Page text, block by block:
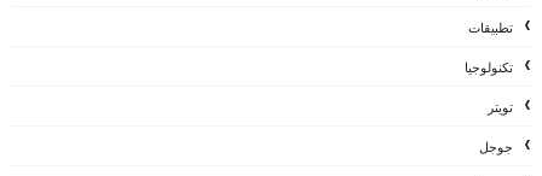
تطبيقات
تكنولوجيا
تويتر
جوجل